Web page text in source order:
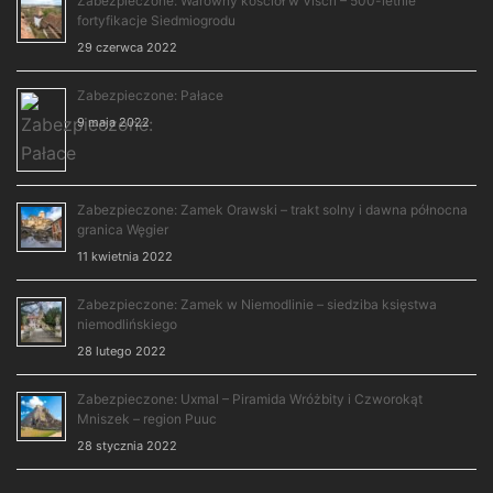
fortyfikacje Siedmiogrodu
29 czerwca 2022
Zabezpieczone: Pałace
9 maja 2022
Zabezpieczone: Zamek Orawski – trakt solny i dawna północna
granica Węgier
11 kwietnia 2022
Zabezpieczone: Zamek w Niemodlinie – siedziba księstwa
niemodlińskiego
28 lutego 2022
Zabezpieczone: Uxmal – Piramida Wróżbity i Czworokąt
Mniszek – region Puuc
28 stycznia 2022